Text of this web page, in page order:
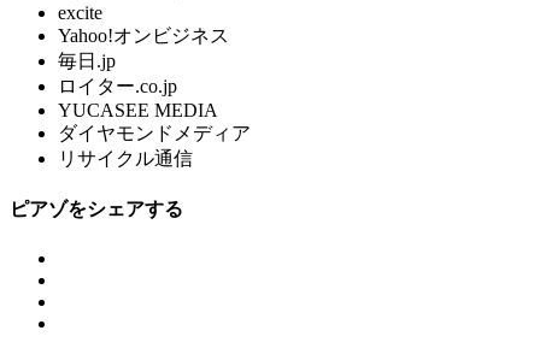
excite
Yahoo!オンビジネス
毎日.jp
ロイター.co.jp
YUCASEE MEDIA
ダイヤモンドメディア
リサイクル通信
ピアゾをシェアする